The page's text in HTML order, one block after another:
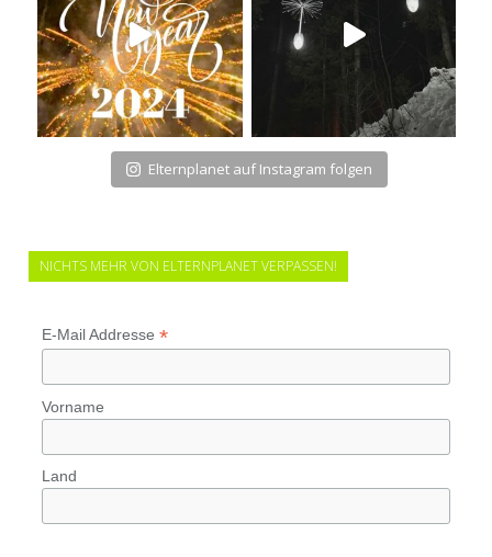
Elternplanet auf Instagram folgen
NICHTS MEHR VON ELTERNPLANET VERPASSEN!
E-Mail Addresse *
Vorname
Land